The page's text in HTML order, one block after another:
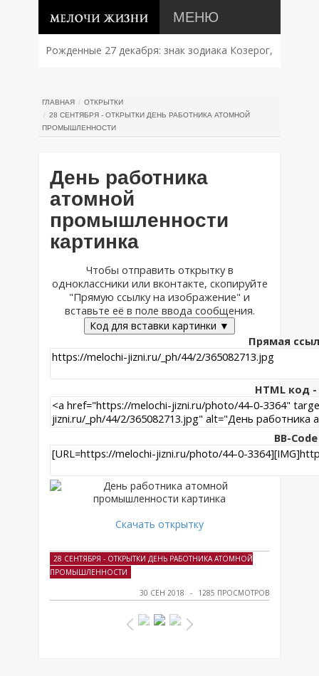
МЕНЮ
Рожденные 27 декабря: знак зодиака Козерог,
ГЛАВНАЯ
ОТКРЫТКИ
28 СЕНТЯБРЯ - ОТКРЫТКИ ДЕНЬ РАБОТНИКА АТОМНОЙ
ПРОМЫШЛЕННОСТИ
День работника
атомной
промышленности
картинка
Чтобы отправить открытку в
одноклассники или вконтакте, скопируйте
"Прямую ссылку на изображение" и
вставьте её в поле ввода сообщения.
Код для вставки картинки ▼
Прямая
HTML код
BB-
Скачать открытку
28 СЕНТЯБРЯ - ОТКРЫТКИ ДЕНЬ РАБОТНИКА АТОМНОЙ
ПРОМЫШЛЕННОСТИ
30 СЕН 2018 1285 ПРОСМОТРОВ